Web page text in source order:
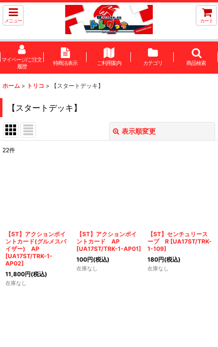
メニュー カート
マイページ/ご注文
履歴
特商法表示 ご利用案内 カテゴリ 商品検索
ホーム > トリコ > 【スタートデッキ】
【スタートデッキ】
表示順変更
絞り込む
22件
【ST】アクションポイ
ントカード(グルメスパ
イザー) AP
[UA17ST/TRK-1-
AP02]
11,800円(税込)
在庫なし
【ST】アクションポイ
ントカード AP
[UA17ST/TRK-1-AP01]
100円(税込)
在庫なし
【ST】センチュリース
ープ R [UA17ST/TRK-
1-109]
180円(税込)
在庫なし